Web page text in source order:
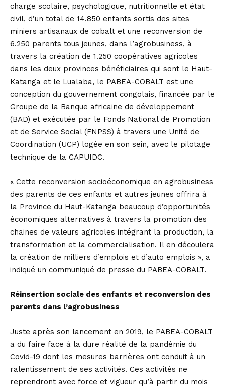
charge scolaire, psychologique, nutritionnelle et état
civil, d’un total de 14.850 enfants sortis des sites
miniers artisanaux de cobalt et une reconversion de
6.250 parents tous jeunes, dans l’agrobusiness, à
travers la création de 1.250 coopératives agricoles
dans les deux provinces bénéficiaires qui sont le Haut-
Katanga et le Lualaba, le PABEA-COBALT est une
conception du gouvernement congolais, financée par le
Groupe de la Banque africaine de développement
(BAD) et exécutée par le Fonds National de Promotion
et de Service Social (FNPSS) à travers une Unité de
Coordination (UCP) logée en son sein, avec le pilotage
technique de la CAPUIDC.
« Cette reconversion socioéconomique en agrobusiness
des parents de ces enfants et autres jeunes offrira à
la Province du Haut-Katanga beaucoup d’opportunités
économiques alternatives à travers la promotion des
chaines de valeurs agricoles intégrant la production, la
transformation et la commercialisation. Il en découlera
la création de milliers d’emplois et d’auto emplois », a
indiqué un communiqué de presse du PABEA-COBALT.
Réinsertion sociale des enfants et reconversion des
parents dans l’agrobusiness
Juste après son lancement en 2019, le PABEA-COBALT
a du faire face à la dure réalité de la pandémie du
Covid-19 dont les mesures barrières ont conduit à un
ralentissement de ses activités. Ces activités ne
reprendront avec force et vigueur qu’à partir du mois